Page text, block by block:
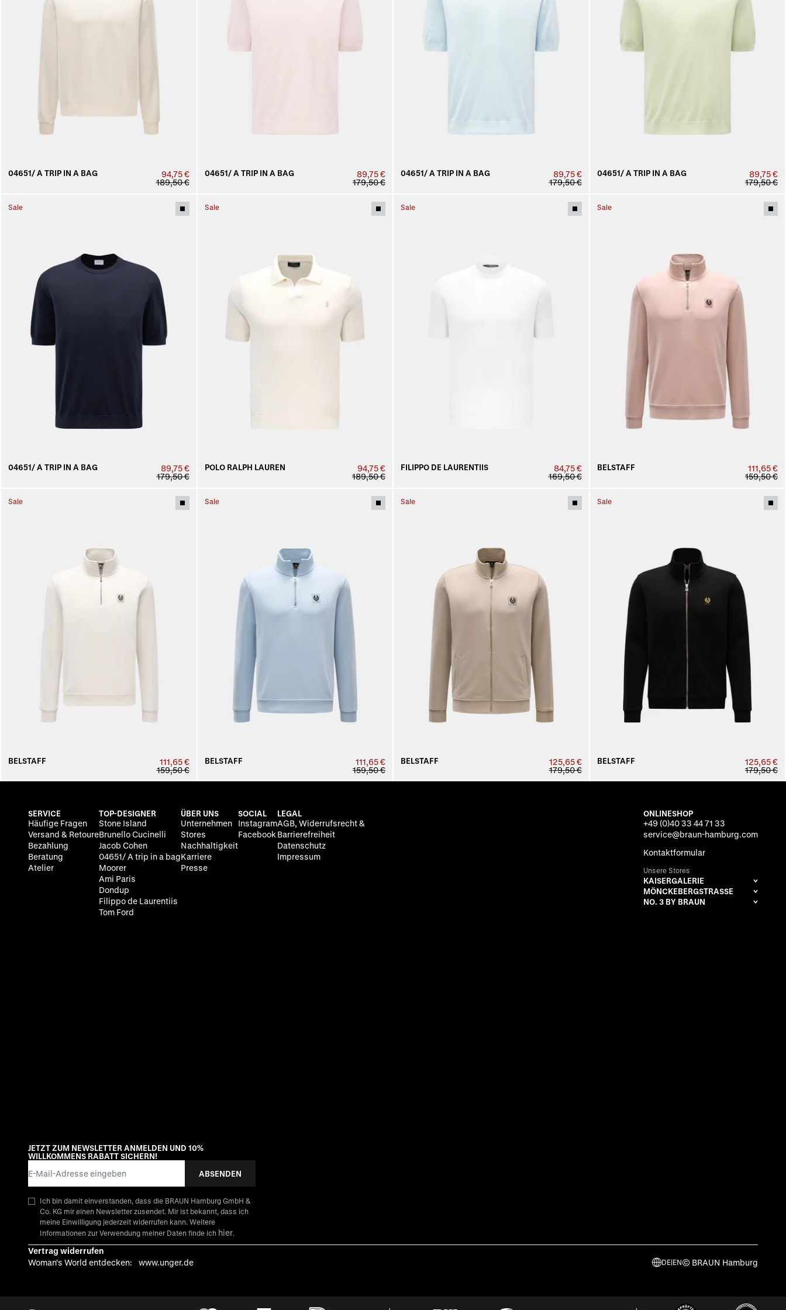
04651/ A TRIP IN A BAG
94,75 €
189,50 €
04651/ A TRIP IN A BAG
89,75 €
179,50 €
04651/ A TRIP IN A BAG
89,75 €
179,50 €
04651/ A TRIP IN A BAG
89,75 €
179,50 €
Sale
04651/ A TRIP IN A BAG
89,75 €
179,50 €
Sale
POLO RALPH LAUREN
94,75 €
189,50 €
Sale
FILIPPO DE LAURENTIIS
84,75 €
169,50 €
Sale
BELSTAFF
111,65 €
159,50 €
Sale
BELSTAFF
111,65 €
159,50 €
Sale
BELSTAFF
111,65 €
159,50 €
Sale
BELSTAFF
125,65 €
179,50 €
Sale
BELSTAFF
125,65 €
179,50 €
SERVICE
Häufige Fragen
Versand & Retoure
Bezahlung
Beratung
Atelier
TOP-DESIGNER
Stone Island
Brunello Cucinelli
Jacob Cohen
04651/ A trip in a bag
Moorer
Ami Paris
Dondup
Filippo de Laurentiis
Tom Ford
ÜBER UNS
Unternehmen
Stores
Nachhaltigkeit
Karriere
Presse
SOCIAL
Instagram
Facebook
LEGAL
AGB, Widerrufsrecht &
Barrierefreiheit
Datenschutz
Impressum
ONLINESHOP
+49 (0)40 33 44 71 33
service@braun-hamburg.com
Kontaktformular
Unsere Stores
KAISERGALERIE
MÖNCKEBERGSTRASSE
NO. 3 BY BRAUN
JETZT ZUM NEWSLETTER ANMELDEN UND 10%
WILLKOMMENS RABATT SICHERN!
ABSENDEN
Ich bin damit einverstanden, dass die BRAUN Hamburg GmbH &
Co. KG mir einen Newsletter zusendet. Mir ist bekannt, dass ich
meine Einwilligung jederzeit widerrufen kann. Weitere
Informationen zur Verwendung meiner Daten finde ich hier.
Vertrag widerrufen
Woman's World entdecken:
www.unger.de DE|EN© BRAUN Hamburg